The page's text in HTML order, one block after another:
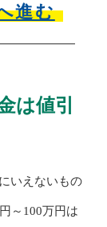
進む
は値引
いえないもの
～100万円は